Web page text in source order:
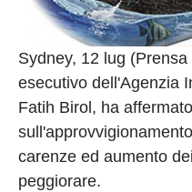
Sydney, 12 lug
esecutivo dell'Agenzia
Fatih Birol, ha
carenze ed aumento
peggiorare.